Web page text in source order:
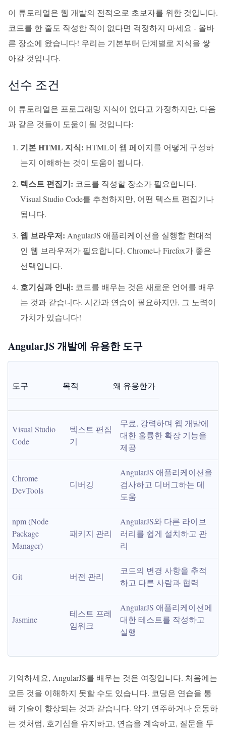
이 튜토리얼은 웹 개발의 전적으로 초보자를 위한 것입니다.
코드를 한 줄도 작성한 적이 없다면 걱정하지 마세요 - 올바
른 장소에 왔습니다! 우리는 기본부터 단계별로 지식을 쌓
아갈 것입니다.
선수 조건
이 튜토리얼은 프로그래밍 지식이 없다고 가정하지만, 다음
과 같은 것들이 도움이 될 것입니다:
기본 HTML 지식: HTML이 웹 페이지를 어떻게 구성하
는지 이해하는 것이 도움이 됩니다.
텍스트 편집기: 코드를 작성할 장소가 필요합니다.
Visual Studio Code를 추천하지만, 어떤 텍스트 편집기나
됩니다.
웹 브라우저: AngularJS 애플리케이션을 실행할 현대적
인 웹 브라우저가 필요합니다. Chrome나 Firefox가 좋은
선택입니다.
호기심과 인내: 코드를 배우는 것은 새로운 언어를 배우
는 것과 같습니다. 시간과 연습이 필요하지만, 그 노력이
가치가 있습니다!
AngularJS 개발에 유용한 도구
도구 목적 왜 유용한가
Visual Studio
Code
텍스트 편집
기
무료, 강력하며 웹 개발에
대한 훌륭한 확장 기능을
제공
Chrome
DevTools
디버깅
AngularJS 애플리케이션을
검사하고 디버그하는 데
도움
npm (Node
Package
Manager)
패키지 관리
AngularJS와 다른 라이브
러리를 쉽게 설치하고 관
리
Git 버전 관리
코드의 변경 사항을 추적
하고 다른 사람과 협력
Jasmine
테스트 프레
임워크
AngularJS 애플리케이션에
대한 테스트를 작성하고
실행
기억하세요, AngularJS를 배우는 것은 여정입니다. 처음에는
모든 것을 이해하지 못할 수도 있습니다. 코딩은 연습을 통
해 기술이 향상되는 것과 같습니다. 악기 연주하거나 운동하
는 것처럼, 호기심을 유지하고, 연습을 계속하고, 질문을 두